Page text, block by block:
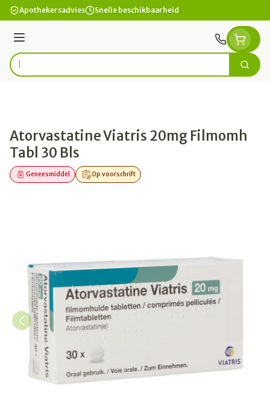
Ga naar de inhoud
Apothekersadvies Snelle beschikbaarheid
Menu
Product, merk, categorie... Zoek
Atorvastatine Viatris 20mg Filmomh
Tabl 30 Bls
Op voorschrift
Geneesmiddel